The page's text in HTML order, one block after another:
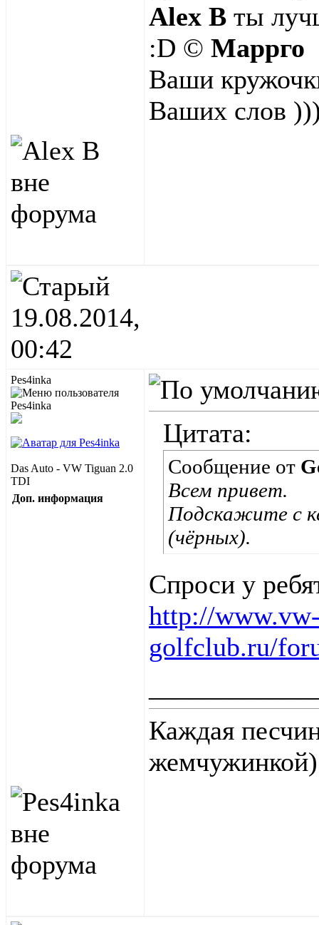
Alex B ты
:D © Маррго
Ваши
Ваших слов
19.08.2014,
00:42
Pes4inka
Das Auto - VW Tiguan 2.0
TDI
Доп. информация
Цитата:
Сообщение от
Всем привет.
Подскажите с
(чёрных).
Спроси у
http://
golfclub.ru/
Каждая
жемчужинкой)